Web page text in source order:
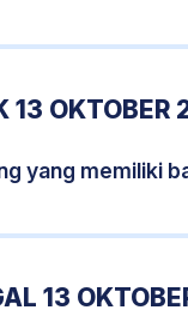
13 OKTOBER
yang memiliki
13